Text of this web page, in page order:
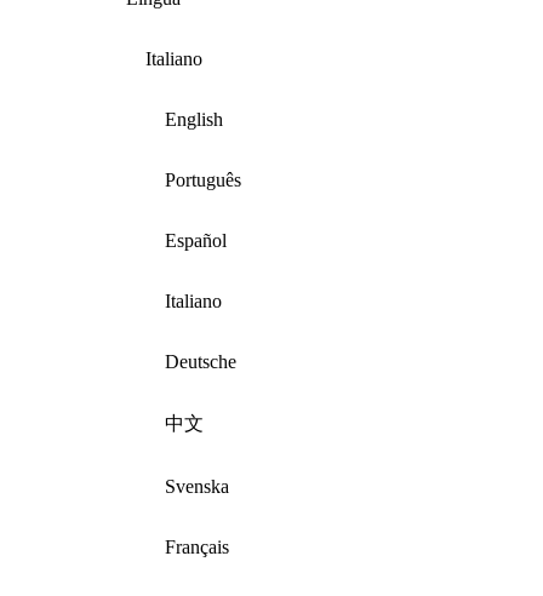
Italiano
English
Português
Español
Italiano
Deutsche
中文
Svenska
Français